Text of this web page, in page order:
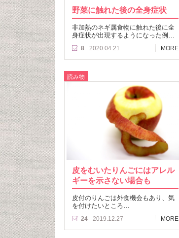
野菜に触れた後の全身症状
非加熱のネギ属食物に触れた後に全
身症状が出現するようになった例…
8 2020.04.21
MORE
読み物
皮をむいたりんごにはアレル
ギーを示さない場合も
皮付のりんごは外食機会もあり、気
を付けたいところ…
24 2019.12.27
MORE